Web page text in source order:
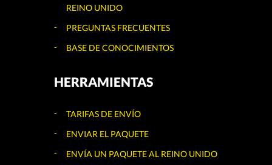
REINO UNIDO
PREGUNTAS FRECUENTES
BASE DE CONOCIMIENTOS
HERRAMIENTAS
TARIFAS DE ENVÍO
ENVIAR EL PAQUETE
ENVÍA UN PAQUETE AL REINO UNIDO